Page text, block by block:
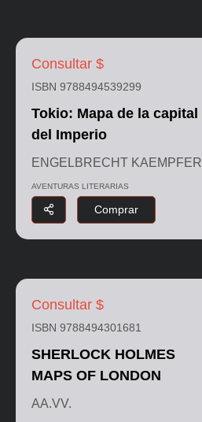
Consultar $
ISBN 9788494539299
Tokio: Mapa de la capital
del Imperio
ENGELBRECHT KAEMPFER
AVENTURAS LITERARIAS
Comprar
Consultar $
ISBN 9788494301681
SHERLOCK HOLMES
MAPS OF LONDON
AA.VV.